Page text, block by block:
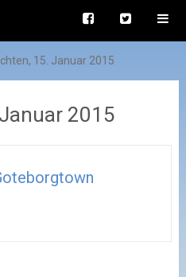
15. Januar 2015
2015